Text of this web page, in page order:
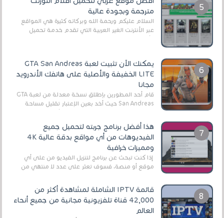
مترجمة وبجودة عالية
السلام عليكم ورحمة الله وبركاته كثيرة هي المواقع
عبر الأنترنت الغير العربية التي تقدم خدمة تحميل
يمكنك الآن تثبيت لعبة GTA San Andreas
LITE الخفيفة والأصلية على هاتفك الأندرويد
مجانا
قام أحد المطورين بإطلاق نسخة معدلة من لعبة GTA
San Andreas حيث أخد بعين الإعتبار تقليل مساحة
هذا أفضل برنامج جربته لتحميل جميع
الفيديوهات من أي مواقع بدقة عالية 4K
ومميزات خرافية
إذا كنت تبحث عن برنامج لتنزيل الفيديو من على أي
موقع أو منصة، فسوف تعثر على عدد لا منتهي من
قائمة IPTV الشاملة لمشاهدة أكثر من
42,000 قناة تلفزيونية مجانية من جميع أنحاء
العالم